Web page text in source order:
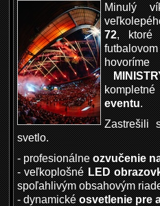
Minulý
72, ktoré
eventu.
Zastrešili
svetlo.
- profesionálneozvučenie
- veľkoplošnéLED
spoľahlivým obsahovým
- dynamickéosvetlenie pre